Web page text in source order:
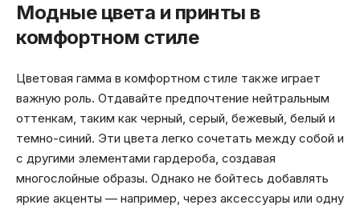
Модные цвета и принты в
комфортном стиле
Цветовая гамма в комфортном стиле также играет
важную роль. Отдавайте предпочтение нейтральным
оттенкам, таким как черный, серый, бежевый, белый и
темно-синий. Эти цвета легко сочетать между собой и
с другими элементами гардероба, создавая
многослойные образы. Однако не бойтесь добавлять
яркие акценты — например, через аксессуары или одну